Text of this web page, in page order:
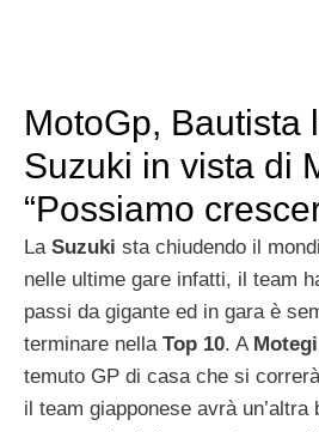
MotoGp, Bautista
Suzuki in vista di
“Possiamo
La Suzuki sta chiudendo il
nelle ultime gare infatti, il team
passi da gigante ed in gara è
terminare nella Top 10. A Motegi
temuto GP di casa che si
il team giapponese avrà